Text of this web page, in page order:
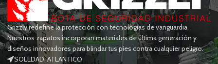
Grizzly redefine la protección con tecnologías de vanguardia.
Nuestros zapatos incorporan materiales de última generación y
diseños innovadores para blindar tus pies contra cualquier peligro.
SOLEDAD, ATLANTICO